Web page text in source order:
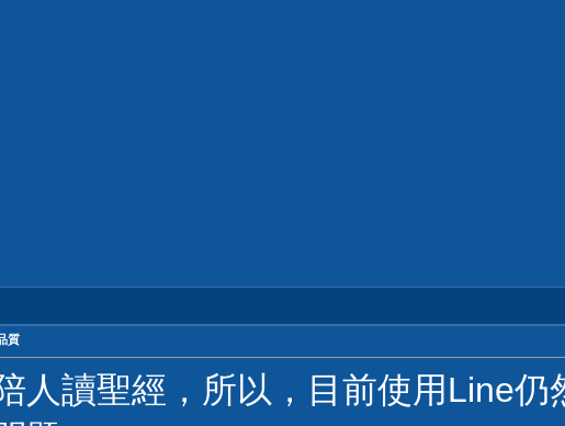
質
人讀聖經，所以，目前使用Line